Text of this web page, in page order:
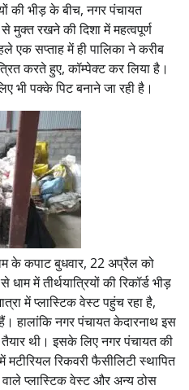
की भीड़ के बीच, नगर पंचायत
मुक्त रखने की दिशा में महत्वपूर्ण
एक सप्ताह में ही पालिका ने करीब
करते हुए, कॉम्पेक्ट कर लिया है।
भी पक्के पिट बनाने जा रही है।
के कपाट बुधवार, 22 अप्रैल को
में तीर्थयात्रियों की रिकॉर्ड भीड़
में प्लास्टिक वेस्ट पहुंच रहा है,
हालांकि नगर पंचायत केदारनाथ इस
थी। इसके लिए नगर पंचायत की
रिकवरी फैसीलिटी स्थापित
प्लास्टिक वेस्ट और अन्य ठोस